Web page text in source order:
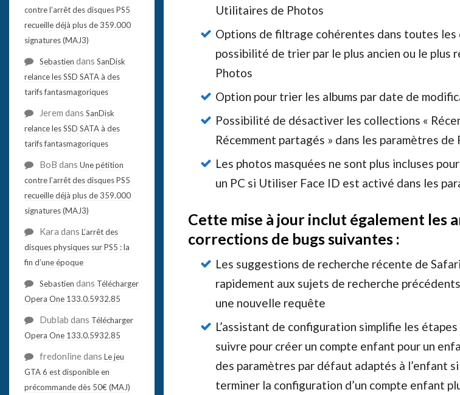
Utilitaires de Photos
Options de filtrage cohérentes dans toutes les
possibilité de trier par le plus ancien ou le plus
Photos
Option pour trier les albums par date de
Possibilité de désactiver les collections «
Récemment partagés » dans les paramètres de
Les photos masquées ne sont plus incluses
un PC si Utiliser Face ID est activé dans les
Cette mise à jour inclut également les
corrections de bugs suivantes :
Les suggestions de recherche récente de
rapidement aux sujets de recherche
une nouvelle requête
L’assistant de configuration simplifie les
suivre pour créer un compte enfant pour un
des paramètres par défaut adaptés à l’enfant
terminer la configuration d’un compte enfant
contre l’arrêt des disques PS5
recueille déjà plus de 359.000
signatures (MAJ3)
Sebastien dans SanDisk
relance les SSD SATA à des
tarifs fantasmagoriques
Jerem dans SanDisk
relance les SSD SATA à des
tarifs fantasmagoriques
BoB dans Une pétition
contre l’arrêt des disques PS5
recueille déjà plus de 359.000
signatures (MAJ3)
Kara dans L’arrêt des
disques physiques sur PS5 : la
fin d’une époque
Sebastien dans Télécharger
Opera One 133.0.5932.85
Dublab dans Télécharger
Opera One 133.0.5932.85
fredonlinedans Le jeu
GTA 6 est disponible en
précommande dès 50€ (MAJ)